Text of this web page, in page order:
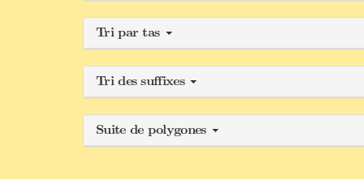
Tri par tas
Tri des suffixes
Suite de polygones